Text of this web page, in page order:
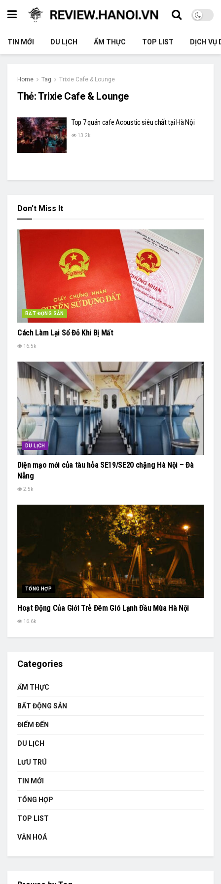
TIN MỚI DU LỊCH ẨM THỰC TOP LIST DỊCH VỤ
Home Tag Trixie Cafe & Lounge
Thẻ:Trixie Cafe & Lounge
Top 7 quán cafe Acoustic siêu chất tại Hà Nội
13.2k
Don't Miss It
BẤT ĐỘNG SẢN
Cách Làm Lại Sổ Đỏ Khi Bị Mất
16.5k
DU LỊCH
Diện mạo mới của tàu hỏa SE19/SE20 chặng Hà Nội – Đà
Nẵng
2.5k
TỔNG HỢP
Hoạt Động Của Giới Trẻ Đêm Gió Lạnh Đầu Mùa Hà Nội
16.6k
Categories
ẨM THỰC
BẤT ĐỘNG SẢN
ĐIỂM ĐẾN
DU LỊCH
LƯU TRÚ
TIN MỚI
TỔNG HỢP
TOP LIST
VĂN HOÁ